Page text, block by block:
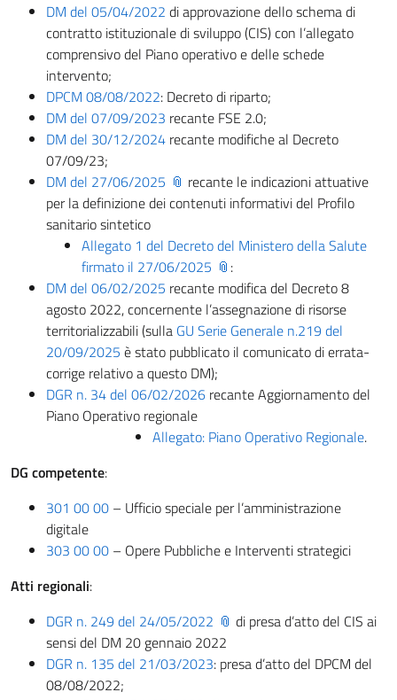
DM del 05/04/2022 di approvazione dello schema di
contratto istituzionale di sviluppo (CIS) con l’allegato
comprensivo del Piano operativo e delle schede
intervento;
DPCM 08/08/2022: Decreto di riparto;
DM del 07/09/2023 recante FSE 2.0;
DM del 30/12/2024 recante modifiche al Decreto
07/09/23;
DM del 27/06/2025
recante le indicazioni attuative
per la definizione dei contenuti informativi del Profilo
sanitario sintetico
Allegato 1 del Decreto del Ministero della Salute
firmato il 27/06/2025
:
DM del 06/02/2025 recante modifica del Decreto 8
agosto 2022, concernente l’assegnazione di risorse
territorializzabili (sulla GU Serie Generale n.219 del
20/09/2025 è stato pubblicato il comunicato di errata-
corrige relativo a questo DM);
DGR n. 34 del 06/02/2026 recante Aggiornamento del
Piano Operativo regionale
Allegato: Piano Operativo Regionale.
DG competente:
301 00 00 – Ufficio speciale per l’amministrazione
digitale
303 00 00 – Opere Pubbliche e Interventi strategici
Atti regionali:
DGR n. 249 del 24/05/2022
di presa d’atto del CIS ai
sensi del DM 20 gennaio 2022
DGR n. 135 del 21/03/2023: presa d’atto del DPCM del
08/08/2022;